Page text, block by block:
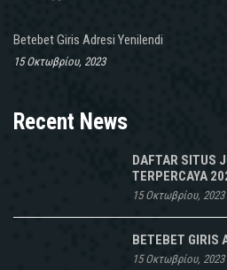
Betebet Giris Adresi Yenilendi
15 Οκτωβρίου, 2023
Recent News
DAFTAR SITUS
TERPERCAYA
15 Οκτωβρίου, 2023
BETEBET GIRIS
15 Οκτωβρίου, 2023